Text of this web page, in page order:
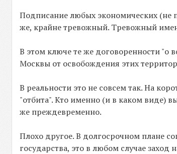
Подписание любых экономических (не
же, крайне тревожный. Тревожный
В этом ключе те же договоренности "о
Москвы от освобождения этих
В реальности это не совсем так. На
"отбита". Кто именно (и в каком виде)
же преждевременно.
Плохо другое. В долгосрочном плане
государства, это в любом случае